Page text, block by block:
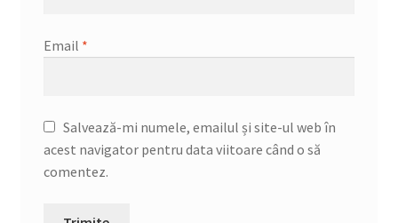
Email *
Salvează-mi numele, emailul și site-ul web în
acest navigator pentru data viitoare când o să
comentez.